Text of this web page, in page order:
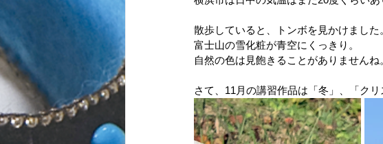
散歩していると、トンボを見かけました
富士山の雪化粧が青空にくっきり。
自然の色は見飽きることがありませんね
さて、11月の講習作品は「冬」、「ク